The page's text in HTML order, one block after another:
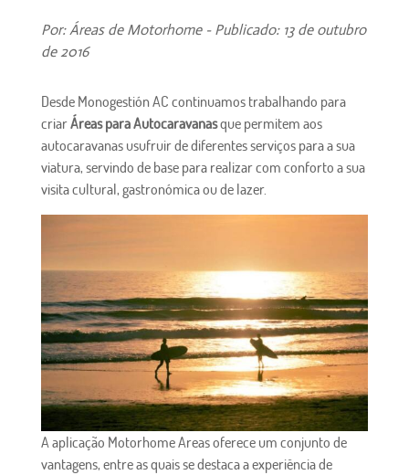
Por: Áreas de Motorhome - Publicado: 13 de outubro
de 2016
Desde Monogestión AC continuamos trabalhando para
criarÁreas para Autocaravanasque permitem aos
autocaravanas usufruir de diferentes serviços para a sua
viatura, servindo de base para realizar com conforto a sua
visita cultural, gastronómica ou de lazer.
A aplicação Motorhome Areas oferece um conjunto de
vantagens, entre as quais se destaca a experiência de